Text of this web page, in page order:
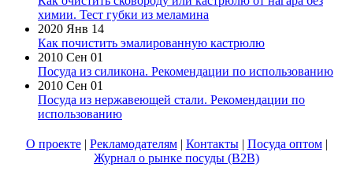
химии. Тест губки из меламина
2020 Янв 14
Как почистить эмалированную кастрюлю
2010 Сен 01
Посуда из силикона. Рекомендации по использованию
2010 Сен 01
Посуда из нержавеющей стали. Рекомендации по
использованию
О проекте| Рекламодателям| Контакты| Посуда оптом|
Журнал о рынке посуды (B2B)